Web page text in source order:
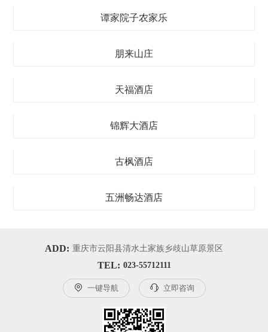
谭家院子农家乐
朋来山庄
天福酒店
锦辉大酒店
古枫酒店
五洲畅达酒店
ADD: 重庆市云阳县清水土家族乡歧山草原景区
TEL: 023-55712111
 一键导航  立即咨询